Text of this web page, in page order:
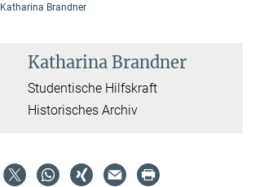
Katharina Brandner
Katharina Brandner
Studentische Hilfskraft
Historisches Archiv